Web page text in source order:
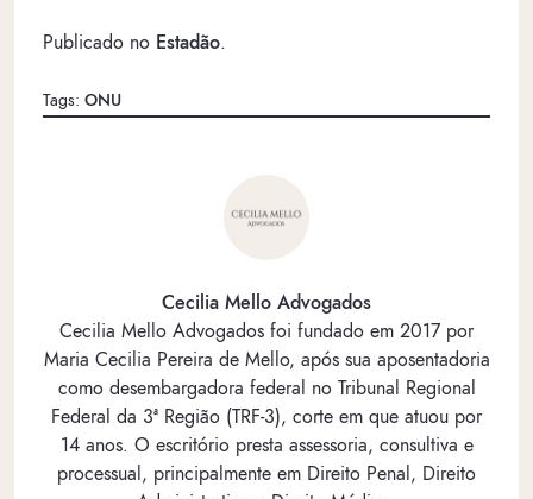
Publicado no Estadão.
Tags: ONU
Cecilia Mello Advogados
Cecilia Mello Advogados foi fundado em 2017 por
Maria Cecilia Pereira de Mello, após sua aposentadoria
como desembargadora federal no Tribunal Regional
Federal da 3ª Região (TRF-3), corte em que atuou por
14 anos. O escritório presta assessoria, consultiva e
processual, principalmente em Direito Penal, Direito